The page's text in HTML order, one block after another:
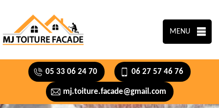
MENU
05 33 06 24 70 06 27 57 46 76
mj.toiture.facade@gmail.com